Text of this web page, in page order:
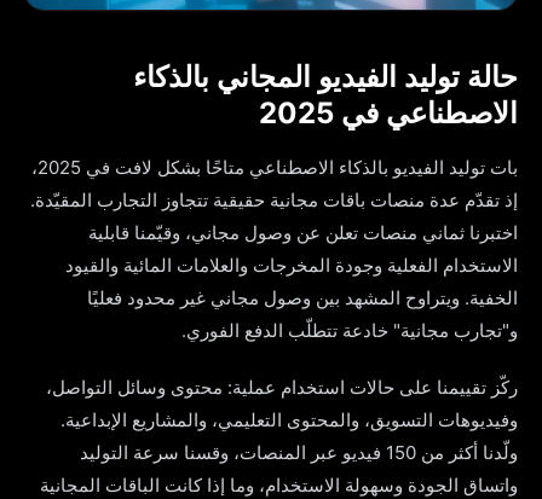
حالة توليد الفيديو المجاني بالذكاء
الاصطناعي في 2025
بات توليد الفيديو بالذكاء الاصطناعي متاحًا بشكل لافت في 2025،
إذ تقدّم عدة منصات باقات مجانية حقيقية تتجاوز التجارب المقيّدة.
اختبرنا ثماني منصات تعلن عن وصول مجاني، وقيّمنا قابلية
الاستخدام الفعلية وجودة المخرجات والعلامات المائية والقيود
الخفية. ويتراوح المشهد بين وصول مجاني غير محدود فعليًا
و"تجارب مجانية" خادعة تتطلّب الدفع الفوري.
ركّز تقييمنا على حالات استخدام عملية: محتوى وسائل التواصل،
وفيديوهات التسويق، والمحتوى التعليمي، والمشاريع الإبداعية.
ولّدنا أكثر من 150 فيديو عبر المنصات، وقسنا سرعة التوليد
واتساق الجودة وسهولة الاستخدام، وما إذا كانت الباقات المجانية